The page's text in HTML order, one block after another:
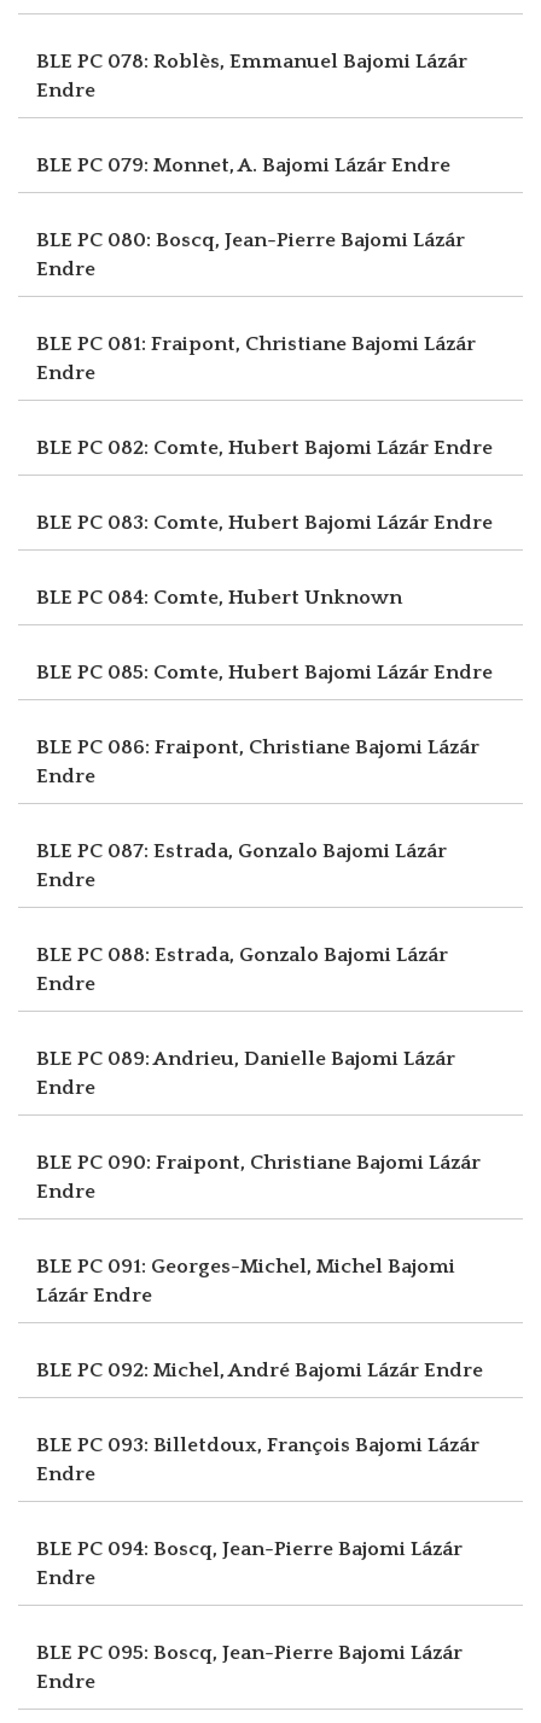
BLE PC 078: Roblès, Emmanuel Bajomi Lázár
Endre
BLE PC 079: Monnet, A. Bajomi Lázár Endre
BLE PC 080: Boscq, Jean-Pierre Bajomi Lázár
Endre
BLE PC 081: Fraipont, Christiane Bajomi Lázár
Endre
BLE PC 082: Comte, Hubert Bajomi Lázár Endre
BLE PC 083: Comte, Hubert Bajomi Lázár Endre
BLE PC 084: Comte, Hubert Unknown
BLE PC 085: Comte, Hubert Bajomi Lázár Endre
BLE PC 086: Fraipont, Christiane Bajomi Lázár
Endre
BLE PC 087: Estrada, Gonzalo Bajomi Lázár
Endre
BLE PC 088: Estrada, Gonzalo Bajomi Lázár
Endre
BLE PC 089: Andrieu, Danielle Bajomi Lázár
Endre
BLE PC 090: Fraipont, Christiane Bajomi Lázár
Endre
BLE PC 091: Georges-Michel, Michel Bajomi
Lázár Endre
BLE PC 092: Michel, André Bajomi Lázár Endre
BLE PC 093: Billetdoux, François Bajomi Lázár
Endre
BLE PC 094: Boscq, Jean-Pierre Bajomi Lázár
Endre
BLE PC 095: Boscq, Jean-Pierre Bajomi Lázár
Endre